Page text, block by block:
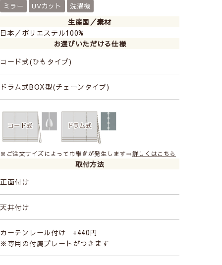
ミラーレースなので日中外からは見えにくいです。
子供部屋にもピッタリなポップなデザインで、レース１
枚でも楽しめます♪
ミラー UVカット 洗濯機
生産国／素材
日本／ポリエステル100%
お選びいただける仕様
コード式(ひもタイプ)
ドラム式BOX型(チェーンタイプ)
※ご注文サイズによって巾継ぎが発生します⇒詳しくはこちら
取付方法
正面付け
天井付け
カーテンレール付け +440円
※専用の付属プレートがつきます